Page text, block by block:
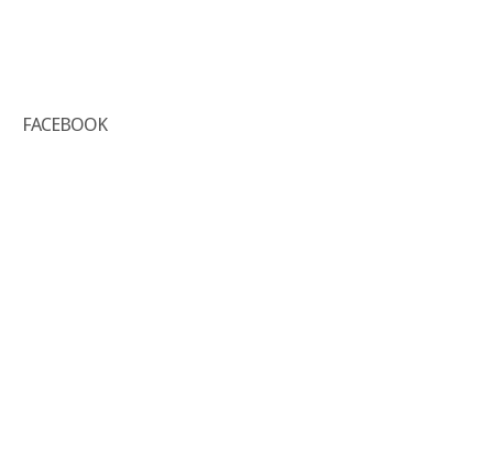
FACEBOOK